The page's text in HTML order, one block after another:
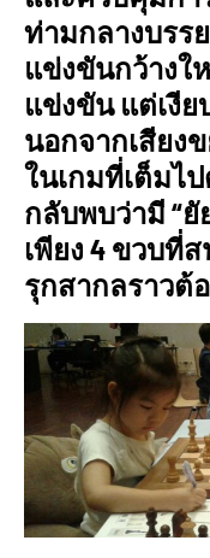
ท่ามกลางบรร
แข่งขันกว้างใ
แข่งขัน แต่เงีย
นอกจากเสียง
ในเกมที่เต็มไ
กลับพบว่ามี “ยั
เพียง 4 ขวบที่
รุกสากลราวต้